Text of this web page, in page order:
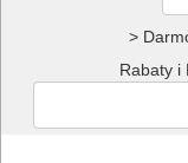
>
Rabaty i